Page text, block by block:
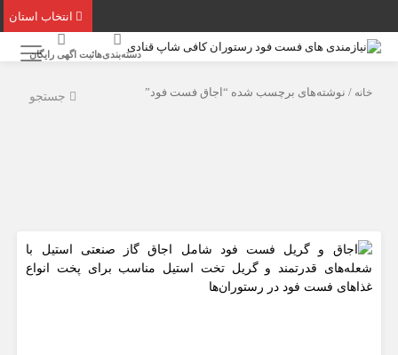
انتخاب استان
دسته‌بندی‌هاثبت اگهی رایگان
جستجو خانه/ نوشته‌های برچسب شده “اجاق‌ فست فود”